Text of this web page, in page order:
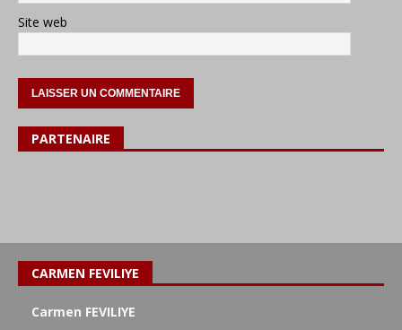
Site web
PARTENAIRE
CARMEN FEVILIYE
Carmen FEVILIYE